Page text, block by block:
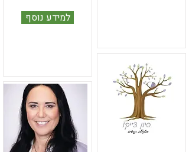
למידע נוסף